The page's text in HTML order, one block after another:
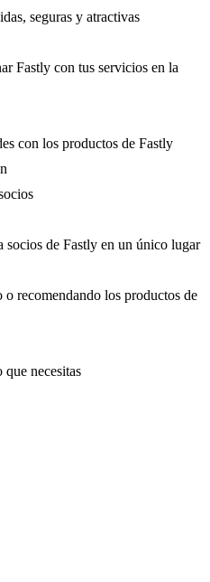
seguras y atractivas
Fastly con tus servicios en la
con los productos de Fastly
socios de Fastly en un único lugar
recomendando los productos de
que necesitas